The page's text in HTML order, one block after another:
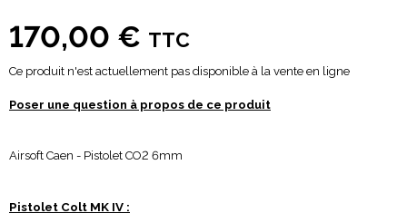
170,00 € TTC
Ce produit n'est actuellement pas disponible à la vente en ligne
Poser une question à propos de ce produit
Airsoft Caen - Pistolet CO2 6mm
Pistolet Colt MK IV :